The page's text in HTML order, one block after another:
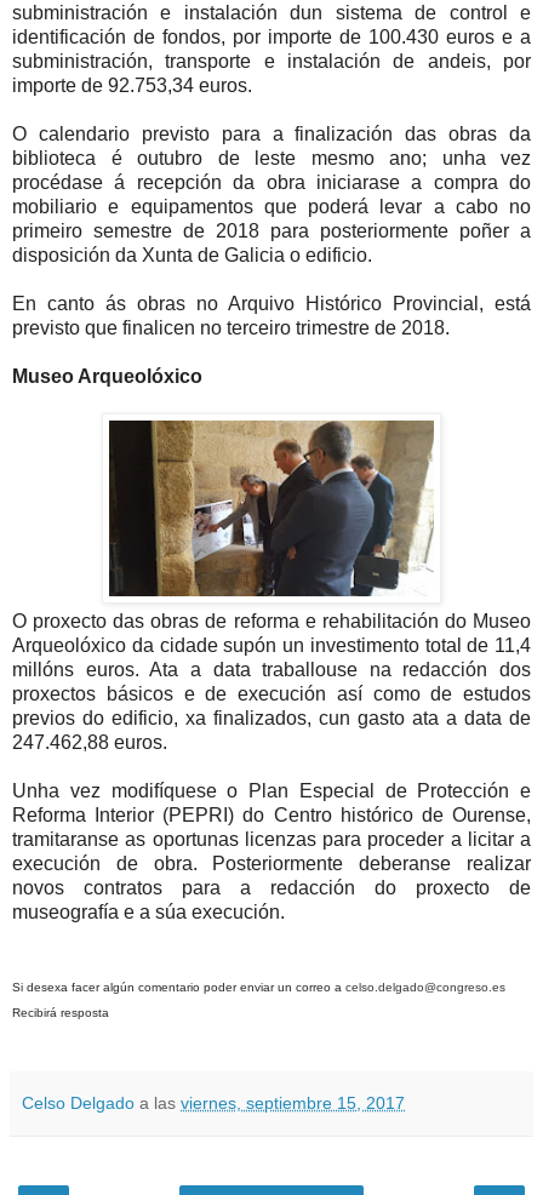
subministración e instalación dun sistema de control e
identificación de fondos, por importe de 100.430 euros e a
subministración, transporte e instalación de andeis, por
importe de 92.753,34 euros.
O calendario previsto para a finalización das obras da
biblioteca é outubro de leste mesmo ano; unha vez
procédase á recepción da obra iniciarase a compra do
mobiliario e equipamentos que poderá levar a cabo no
primeiro semestre de 2018 para posteriormente poñer a
disposición da Xunta de Galicia o edificio.
En canto ás obras no Arquivo Histórico Provincial, está
previsto que finalicen no terceiro trimestre de 2018.
Museo Arqueolóxico
O proxecto das obras de reforma e rehabilitación do Museo
Arqueolóxico da cidade supón un investimento total de 11,4
millóns euros. Ata a data traballouse na redacción dos
proxectos básicos e de execución así como de estudos
previos do edificio, xa finalizados, cun gasto ata a data de
247.462,88 euros.
Unha vez modifíquese o Plan Especial de Protección e
Reforma Interior (PEPRI) do Centro histórico de Ourense,
tramitaranse as oportunas licenzas para proceder a licitar a
execución de obra. Posteriormente deberanse realizar
novos contratos para a redacción do proxecto de
museografía e a súa execución.
Si desexa facer algún comentario poder enviar un correo a celso.delgado@congreso.es
Recibirá resposta
Celso Delgado a las viernes, septiembre 15, 2017